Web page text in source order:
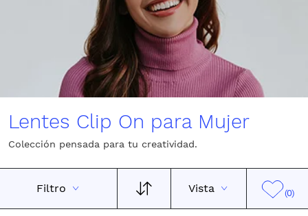
Lentes Clip On para Mujer
Colección pensada para tu creatividad.
Filtro Vista (0)